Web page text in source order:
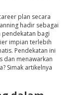
plan secara
hadir sebagai
pendekatan bagi
impian terlebih
Pendekatan ini
dan menawarkan
Simak artikelnya